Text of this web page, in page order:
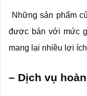
Những sản phẩm
được bán với mức
mang lại nhiều lợi
– Dịch vụ